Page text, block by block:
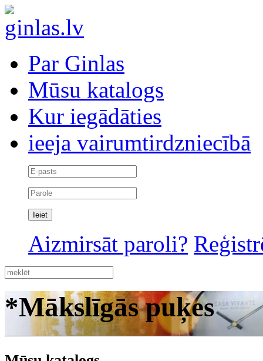
Par Ginlas
Mūsu katalogs
Kur iegādāties
ieeja vairumtirdzniecībā
Aizmirsāt paroli?
*Mākslīgās puķes